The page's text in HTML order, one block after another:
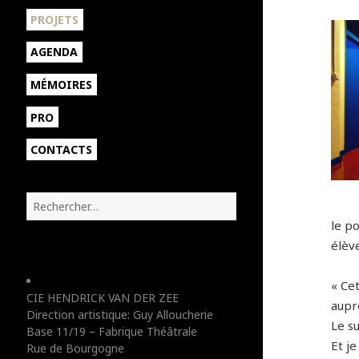
PROJETS
AGENDA
MÉMOIRES
PRO
CONTACTS
e
r
c
h
e
r
CIE HENDRICK VAN DER ZEE
Direction artistique: Guy Alloucherie
Base 11/19 – Fabrique Théâtrale
Rue de Bourgogne
le
«
Le
Et